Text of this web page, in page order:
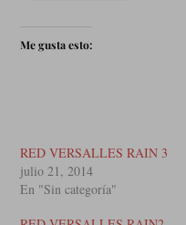
Me gusta esto:
RED VERSALLES RAIN 3
julio 21, 2014
En "Sin categoría"